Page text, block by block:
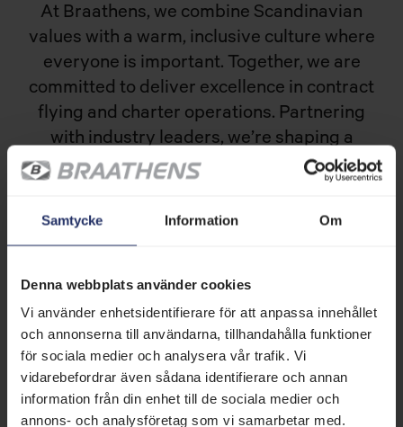
Samtycke Information Om
Denna webbplats använder cookies
Vi använder enhetsidentifierare för att anpassa innehållet
och annonserna till användarna, tillhandahålla funktioner
för sociala medier och analysera vår trafik. Vi
vidarebefordrar även sådana identifierare och annan
information från din enhet till de sociala medier och
annons- och analysföretag som vi samarbetar med.
At Braathens, we combine Scandinavian
values with a warm, inclusive culture where
everyone is important. Together, we are
committed to deliver excellence in contract
flying and charter operations. Partnering
with industry leaders, we’re shaping a
sustainable and innovative future in
aviation. We are expanding our operations
and are now recruiting more colleagues that
Ready to take off? Explore our open
positions and apply today!